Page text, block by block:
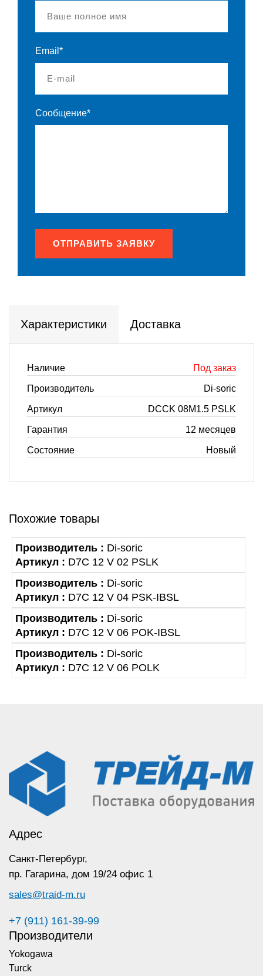
Email*
Сообщение*
ОТПРАВИТЬ ЗАЯВКУ
Характеристики Доставка
Наличие Под заказ
Производитель Di-soric
Артикул DCCK 08M1.5 PSLK
Гарантия 12 месяцев
Состояние Новый
Похожие товары
Производитель : Di-soric
Артикул : D7C 12 V 02 PSLK
Производитель : Di-soric
Артикул : D7C 12 V 04 PSK-IBSL
Производитель : Di-soric
Артикул : D7C 12 V 06 POK-IBSL
Производитель : Di-soric
Артикул : D7C 12 V 06 POLK
Адрес
Санкт-Петербург,
пр. Гагарина, дом 19/24 офис 1
sales@traid-m.ru
+7 (911) 161-39-99
Производители
Yokogawa
Turck